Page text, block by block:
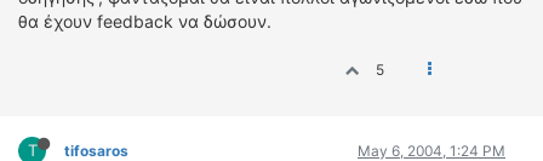
θα έχουν feedback να δώσουν.
5
T tifosaros May 6, 2004, 1:24 PM